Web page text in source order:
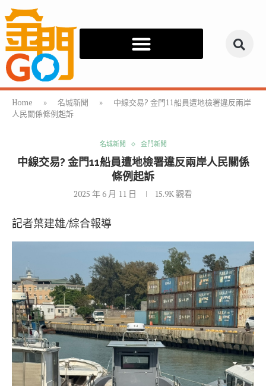
Home » 名城新聞 »
中線交易? 金門11船員遭地檢署違反兩岸
人民關係條例起訴
名城新聞 金門新聞
中線交易? 金門11船員遭地檢署違反兩岸人民關係
條例起訴
2025 年 6 月 11 日 15.9K觀看
記者葉建雄/綜合報導